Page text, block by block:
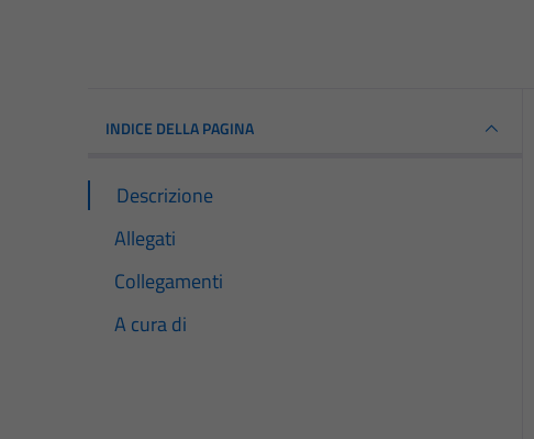
INDICE DELLA PAGINA
Descrizione
Allegati
Collegamenti
A cura di